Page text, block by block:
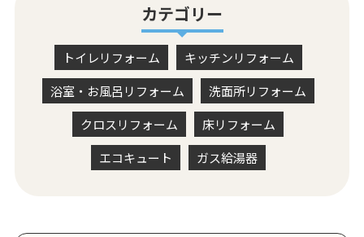
カテゴリー
トイレリフォーム
キッチンリフォーム
浴室・お風呂リフォーム
洗面所リフォーム
クロスリフォーム
床リフォーム
エコキュート
ガス給湯器